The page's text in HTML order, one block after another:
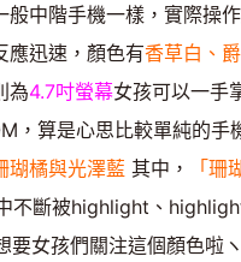
般中階手機一樣，實際操
應迅速，顏色有香草白、
為4.7吋螢幕女孩可以一手
，算是心思比較單純的手
瑚橘與光澤藍 其中， 「珊
不斷被highlight、
要女孩們關注這個顏色啦